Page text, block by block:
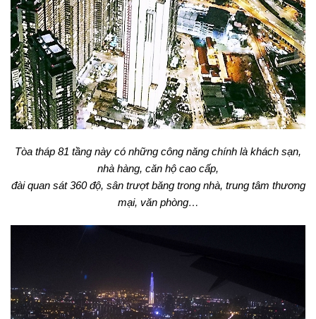
Tòa tháp 81 tầng này có những công năng chính là khách sạn,
nhà hàng, căn hộ cao cấp,
đài quan sát 360 độ, sân trượt băng trong nhà, trung tâm thương
mại, văn phòng…